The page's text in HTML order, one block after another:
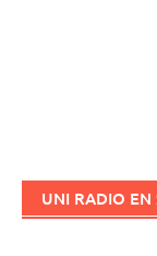
UNI RADIO EN